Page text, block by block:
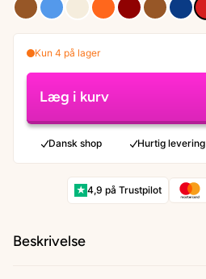
Kun 4 på lager
Læg i kurv
Dansk shop Hurtig levering
★ 4,9 på Trustpilot
Beskrivelse